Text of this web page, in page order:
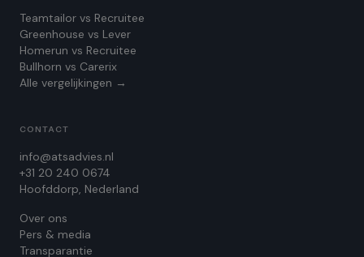
Teamtailor vs Recruitee
Greenhouse vs Lever
Homerun vs Recruitee
Bullhorn vs Carerix
Alle vergelijkingen →
CONTACT
info@atsadvies.nl
+31 20 240 0674
Hoofddorp, Nederland
Over ons
Pers & media
Transparantie